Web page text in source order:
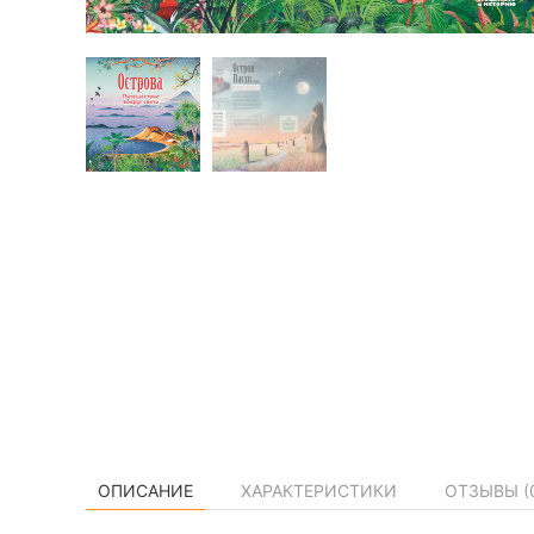
ОПИСАНИЕ ХАРАКТЕРИСТИКИ ОТЗЫВЫ (